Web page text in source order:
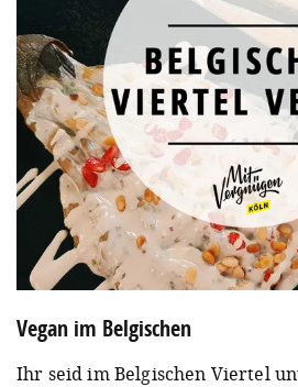
Vegan im Belgischen
Ihr seid im Belgischen Viertel